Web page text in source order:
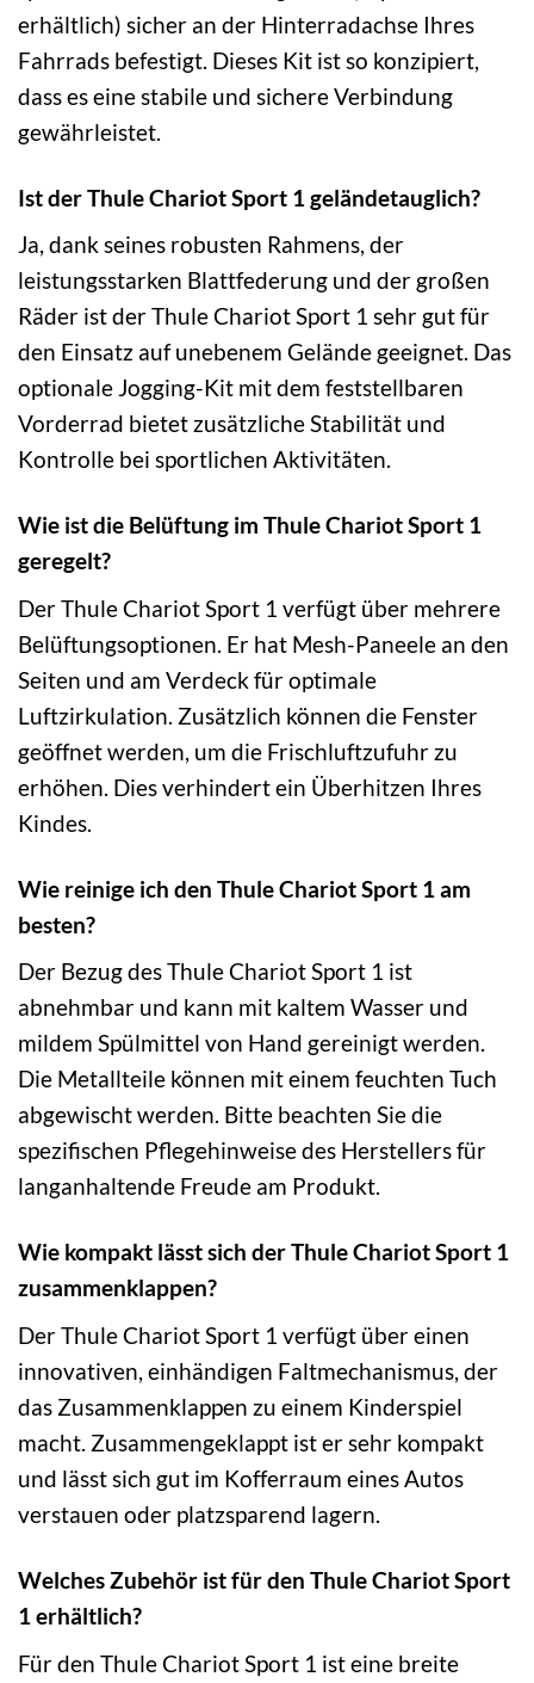
erhältlich) sicher an der Hinterradachse Ihres
Fahrrads befestigt. Dieses Kit ist so konzipiert,
dass es eine stabile und sichere Verbindung
gewährleistet.
Ist der Thule Chariot Sport 1 geländetauglich?
Ja, dank seines robusten Rahmens, der
leistungsstarken Blattfederung und der großen
Räder ist der Thule Chariot Sport 1 sehr gut für
den Einsatz auf unebenem Gelände geeignet. Das
optionale Jogging-Kit mit dem feststellbaren
Vorderrad bietet zusätzliche Stabilität und
Kontrolle bei sportlichen Aktivitäten.
Wie ist die Belüftung im Thule Chariot Sport 1
geregelt?
Der Thule Chariot Sport 1 verfügt über mehrere
Belüftungsoptionen. Er hat Mesh-Paneele an den
Seiten und am Verdeck für optimale
Luftzirkulation. Zusätzlich können die Fenster
geöffnet werden, um die Frischluftzufuhr zu
erhöhen. Dies verhindert ein Überhitzen Ihres
Kindes.
Wie reinige ich den Thule Chariot Sport 1 am
besten?
Der Bezug des Thule Chariot Sport 1 ist
abnehmbar und kann mit kaltem Wasser und
mildem Spülmittel von Hand gereinigt werden.
Die Metallteile können mit einem feuchten Tuch
abgewischt werden. Bitte beachten Sie die
spezifischen Pflegehinweise des Herstellers für
langanhaltende Freude am Produkt.
Wie kompakt lässt sich der Thule Chariot Sport 1
zusammenklappen?
Der Thule Chariot Sport 1 verfügt über einen
innovativen, einhändigen Faltmechanismus, der
das Zusammenklappen zu einem Kinderspiel
macht. Zusammengeklappt ist er sehr kompakt
und lässt sich gut im Kofferraum eines Autos
verstauen oder platzsparend lagern.
Welches Zubehör ist für den Thule Chariot Sport
1 erhältlich?
Für den Thule Chariot Sport 1 ist eine breite